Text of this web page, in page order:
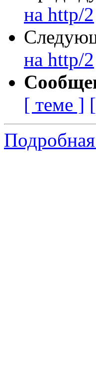
на http/2
на http/2
[ теме ]